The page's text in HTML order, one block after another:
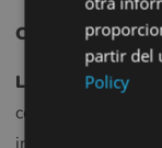
Cuellos de
Lenta
consultas
partir del
Policy